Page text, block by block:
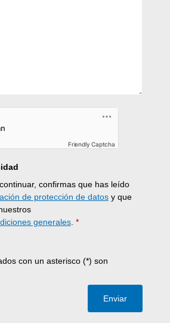
Friendly Captcha
confirmas que has leído
de protección de datosy que
generales. *
con un asterisco (*) son
Enviar